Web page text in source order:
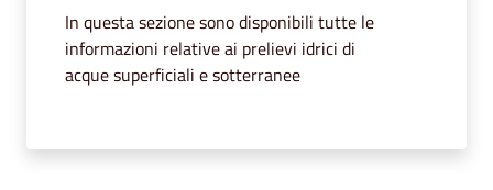
segnalazioni
News
Eventi
In questa sezione sono disponibili tutte le
informazioni relative ai prelievi idrici di
acque superficiali e sotterranee